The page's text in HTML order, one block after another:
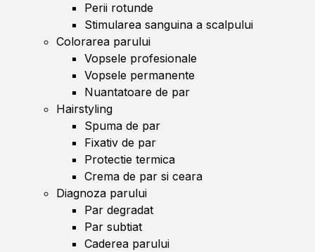
Perii rotunde
Stimularea sanguina a scalpului
Colorarea parului
Vopsele profesionale
Vopsele permanente
Nuantatoare de par
Hairstyling
Spuma de par
Fixativ de par
Protectie termica
Crema de par si ceara
Diagnoza parului
Par degradat
Par subtiat
Caderea parului